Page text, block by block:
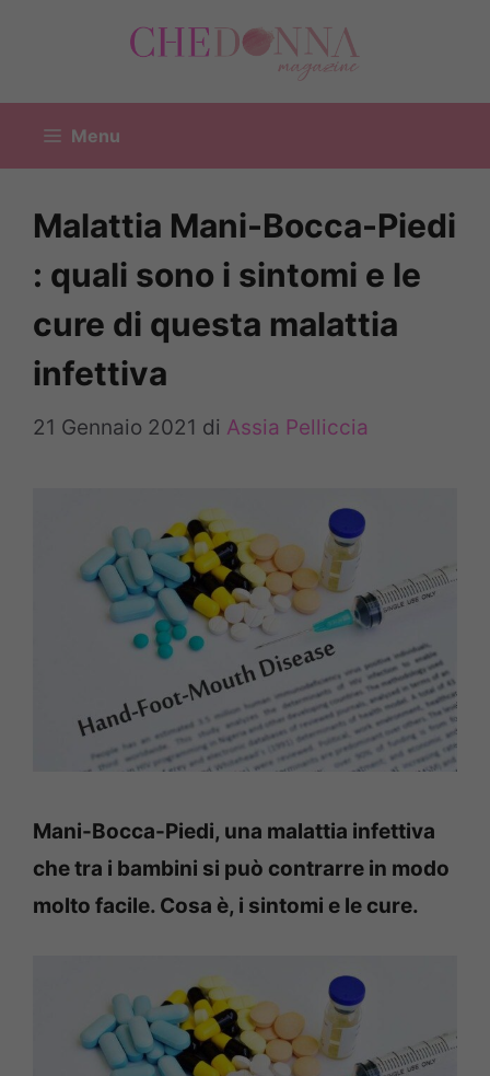
Menu
Malattia Mani-Bocca-Piedi
: quali sono i sintomi e le
cure di questa malattia
infettiva
21 Gennaio 2021 di Assia Pelliccia
Mani-Bocca-Piedi, una malattia infettiva
che tra i bambini si può contrarre in modo
molto facile. Cosa è, i sintomi e le cure.